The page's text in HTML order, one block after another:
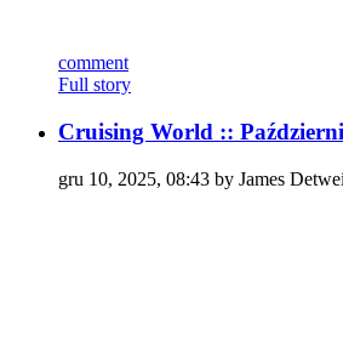
comment
Full story
Cruising World ::
gru 10, 2025, 08:43 by James